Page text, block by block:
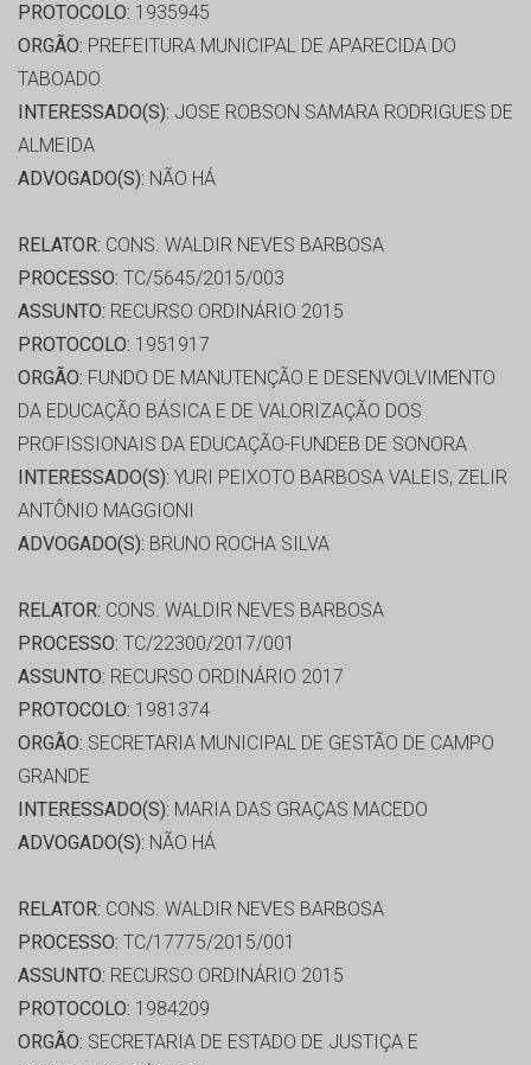
PROTOCOLO: 1935945
ORGÃO: PREFEITURA MUNICIPAL DE APARECIDA DO
TABOADO
INTERESSADO(S): JOSE ROBSON SAMARA RODRIGUES DE
ALMEIDA
ADVOGADO(S): NÃO HÁ
RELATOR: CONS. WALDIR NEVES BARBOSA
PROCESSO: TC/5645/2015/003
ASSUNTO: RECURSO ORDINÁRIO 2015
PROTOCOLO: 1951917
ORGÃO: FUNDO DE MANUTENÇÃO E DESENVOLVIMENTO
DA EDUCAÇÃO BÁSICA E DE VALORIZAÇÃO DOS
PROFISSIONAIS DA EDUCAÇÃO-FUNDEB DE SONORA
INTERESSADO(S): YURI PEIXOTO BARBOSA VALEIS, ZELIR
ANTÔNIO MAGGIONI
ADVOGADO(S): BRUNO ROCHA SILVA
RELATOR: CONS. WALDIR NEVES BARBOSA
PROCESSO: TC/22300/2017/001
ASSUNTO: RECURSO ORDINÁRIO 2017
PROTOCOLO: 1981374
ORGÃO: SECRETARIA MUNICIPAL DE GESTÃO DE CAMPO
GRANDE
INTERESSADO(S): MARIA DAS GRAÇAS MACEDO
ADVOGADO(S): NÃO HÁ
RELATOR: CONS. WALDIR NEVES BARBOSA
PROCESSO: TC/17775/2015/001
ASSUNTO: RECURSO ORDINÁRIO 2015
PROTOCOLO: 1984209
ORGÃO: SECRETARIA DE ESTADO DE JUSTIÇA E